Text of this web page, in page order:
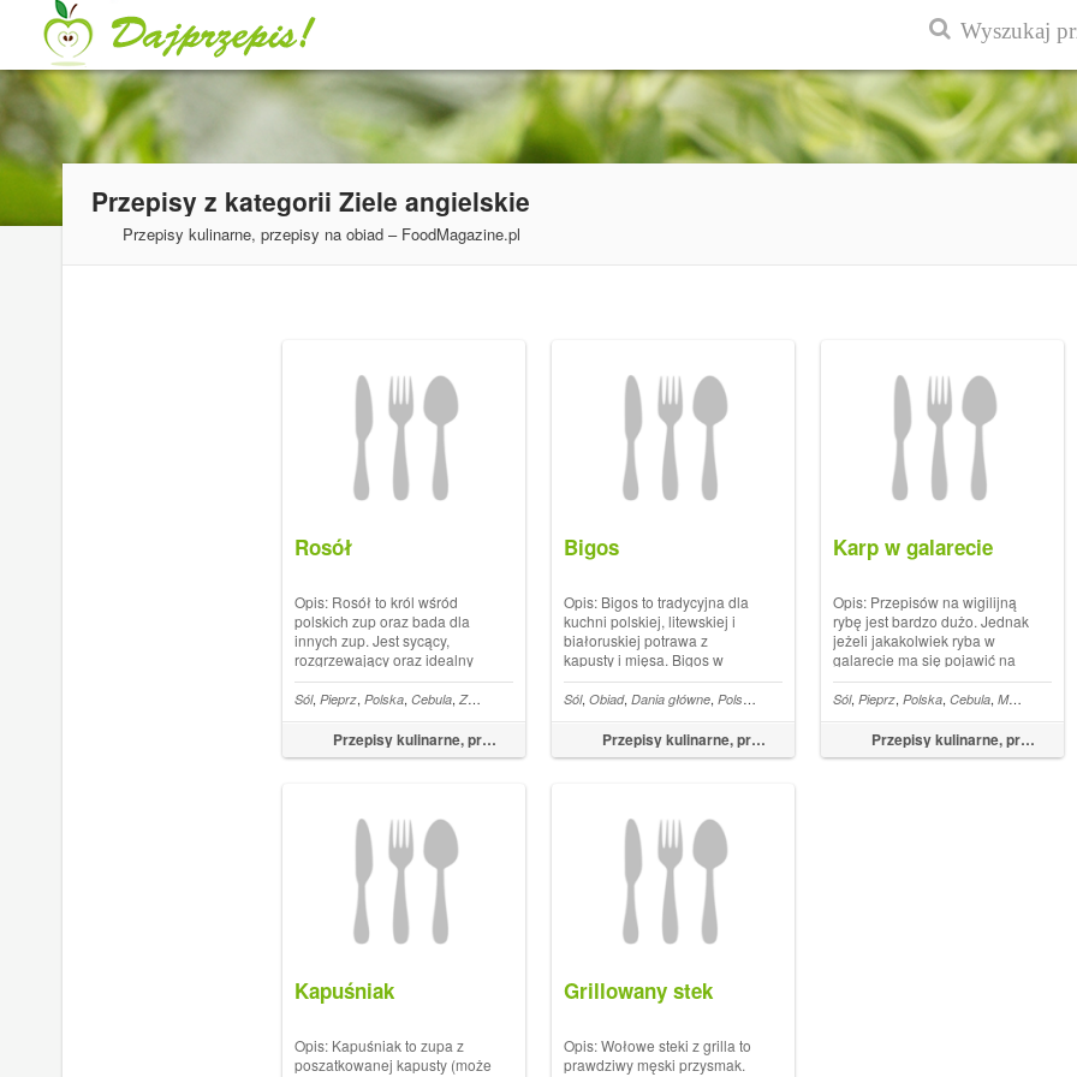
Przepisy z kategorii Ziele angielskie
Przepisy kulinarne, przepisy na obiad – FoodMagazine.pl
Rosół
Opis: Rosół to król wśród
polskich zup oraz bada dla
innych zup. Jest sycący,
rozgrzewający oraz idealny
na przeziębienia i smutki. Jaki
jest najlepszy rosół?
Powinien być aromatyczny,
głęboki w smaku, nie za
tłusty, ale też nie chudy, ma
Przepisy kulinarne, przepisy na obiad – FoodMagazine.pl
Sól, Pieprz, Polska, Cebula, Zupy Natka pietruszki,Pietruszka, Ziele angielskie Makaron,Por,Liście laurowe,Korpusy z
Bigos
Opis: Bigos to tradycyjna dla
kuchni polskiej, litewskiej i
białoruskiej potrawa z
kapusty i mięsa. Bigos w
okresie świąt, uroczystości
domowych, ale również w
kuchni codziennej pojawia się
na większości domów. Im
dłużej bigos się gotuje lub
Przepisy kulinarne, przepisy na obiad – FoodMagazine.pl
Sól, Obiad, Dania główne, Polska Marchewka,Oliwa z oliwek,Liść laurowy
Karp w galarecie
Opis: Przepisów na wigilijną
rybę jest bardzo dużo. Jednak
jeżeli jakakolwiek ryba w
galarecie ma się pojawić na
wigilijnym stole to musi to być
koniecznie karp w galarecie.
To jedyna w swoim rodzaju
potrawa, która jest jedną z
najbardziej oczekiwanych...
Przepisy kulinarne, przepisy na obiad – FoodMagazine.pl
Sól, Pieprz, Polska, Cebula, Masło
Kapuśniak
Opis: Kapuśniak to zupa z
poszatkowanej kapusty (może
Grillowany stek
Opis: Wołowe steki z grilla to
prawdziwy męski przysmak.